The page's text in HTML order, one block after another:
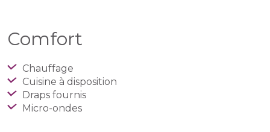
Comfort
Chauffage
Cuisine à disposition
Draps fournis
Micro-ondes